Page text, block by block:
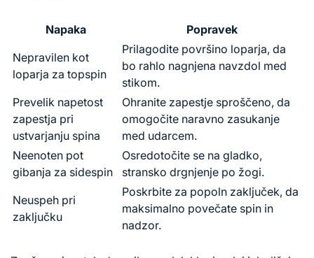
Napaka
Popravek
Nepravilen kot
loparja za topspin
Prilagodite površino loparja, da
bo rahlo nagnjena navzdol med
stikom.
Prevelik napetost
zapestja pri
ustvarjanju spina
Ohranite zapestje sproščeno, da
omogočite naravno zasukanje
med udarcem.
Neenoten pot
gibanja za sidespin
Osredotočite se na gladko,
stransko drgnjenje po žogi.
Neuspeh pri
zaključku
Poskrbite za popoln zaključek, da
maksimalno povečate spin in
nadzor.